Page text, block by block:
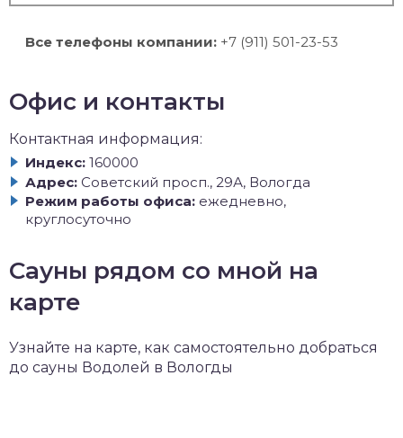
Все телефоны компании: +7 (911) 501-23-53
Офис и контакты
Контактная информация:
Индекс: 160000
Адрес: Советский просп., 29А, Вологда
Режим работы офиса: ежедневно,
круглосуточно
Сауны рядом со мной на
карте
Узнайте на карте, как самостоятельно добраться
до сауны Водолей в Вологды